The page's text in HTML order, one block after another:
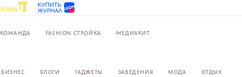
КОМАНДА FASHION СТРОЙКА МЕДИАКИТ
БИЗНЕС БЛОГИ ГАДЖЕТЫ ЗАВЕДЕНИЯ МОДА ОТДЫХ